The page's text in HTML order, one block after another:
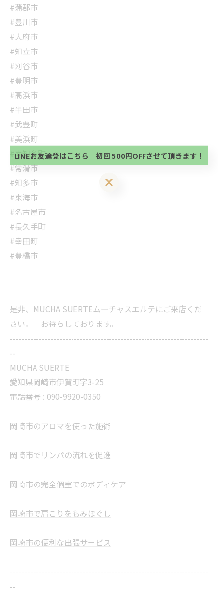
#蒲郡市
#豊川市
#大府市
#知立市
#刈谷市
#豊明市
#高浜市
#半田市
#武豊町
#美浜町
#南知多町
#常滑市
#知多市
#東海市
#名古屋市
#長久手町
#幸田町
#豊橋市
是非、MUCHA SUERTEムーチャスエルテにご来店くだ
さい。 お待ちしております。
--------------------------------------------------------------------
--
MUCHA SUERTE
愛知県岡崎市伊賀町字3-25
電話番号 : 090-9920-0350
岡崎市のアロマを使った施術
岡崎市でリンパの流れを促進
岡崎市の完全個室でのボディケア
岡崎市で肩こりをもみほぐし
岡崎市の便利な出張サービス
--------------------------------------------------------------------
--
当サロンの公式LINE@にお友達登録頂いたお客様は
初回 500円OFFさせて頂きます。 既に 追加済の
方、不必要な方 お手数ですが、✖印でお閉じ下さ
い。
LINEお友達登はこちら 初回 500円OFFさせて頂きます！
当サロンの公式LINE@にお友達登録頂いたお客様は
初回 500円OFFさせて頂きます。 既に 追加済の
方、不必要な方 お手数ですが、✖印でお閉じ下さ
い。
LINEお友達登はこちら 初回 500円OFFさせて頂きます！